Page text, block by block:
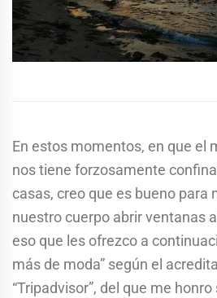
En estos momentos, en que el
nos tiene forzosamente
casas, creo que es bueno para
nuestro cuerpo abrir ventanas
eso que les ofrezco a
más de moda” según el
“Tripadvisor”, del que me